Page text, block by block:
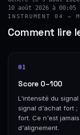
10 août 2026 à 00:05
INSTRUMENT 04 —
Comment lire
01
Score 0–100
L'intensité du
signal d'achat fort ;
fort. Ce n'est
d'alignement.